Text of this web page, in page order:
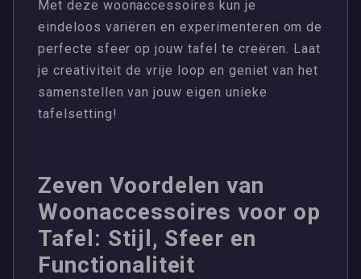
Met deze woonaccessoires kun je
eindeloos variëren en experimenteren om de
perfecte sfeer op jouw tafel te creëren. Laat
je creativiteit de vrije loop en geniet van het
samenstellen van jouw eigen unieke
tafelsetting!
Zeven Voordelen van
Woonaccessoires voor op
Tafel: Stijl, Sfeer en
Functionaliteit